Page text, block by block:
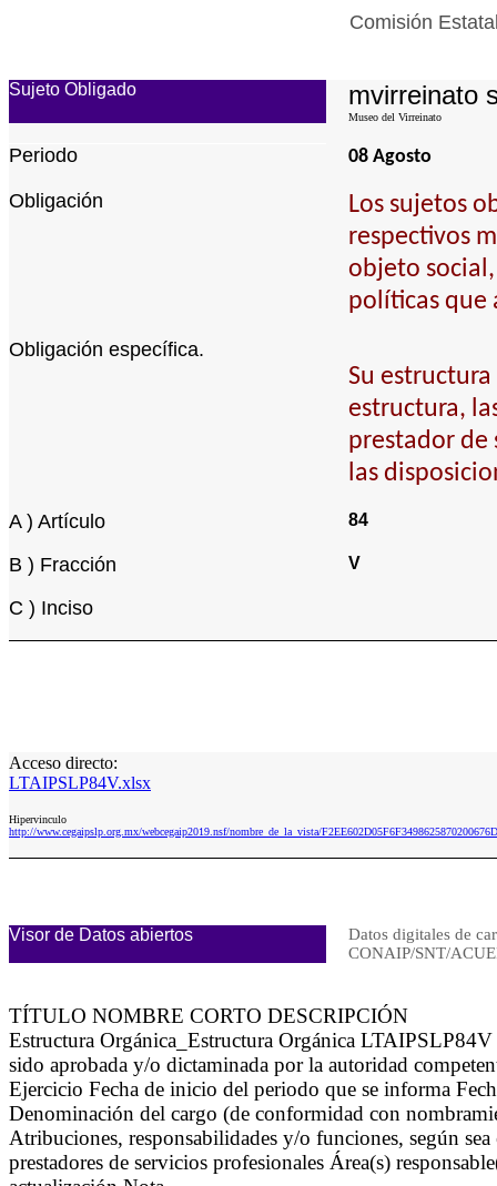
Comisión
Sujeto Obligado mvirreinato
Museo del Virreinato
Periodo 08 Agosto
Obligación
Los sujetos
respectivos
objeto
políticas que
Obligación específica.
Su
estructura,
prestador de
las
A ) Artículo 84
B ) Fracción V
C ) Inciso
Acceso directo:
LTAIPSLP84V.xlsx
Hipervinculo
http://www.cegaipslp.org.mx/webcegaip2019.nsf/nombre_de_la_vista/
Visor de Datos abiertos
Datos digitales de
CONAIP/SNT/
TÍTULO NOMBRE CORTO DESCRIPCIÓN
Estructura Orgánica_Estructura Orgánica
sido aprobada y/o dictaminada por la autoridad
Ejercicio Fecha de inicio del periodo que se informa
Denominación del cargo (de conformidad con
Atribuciones, responsabilidades y/o funciones, según
prestadores de servicios profesionales Área(s)